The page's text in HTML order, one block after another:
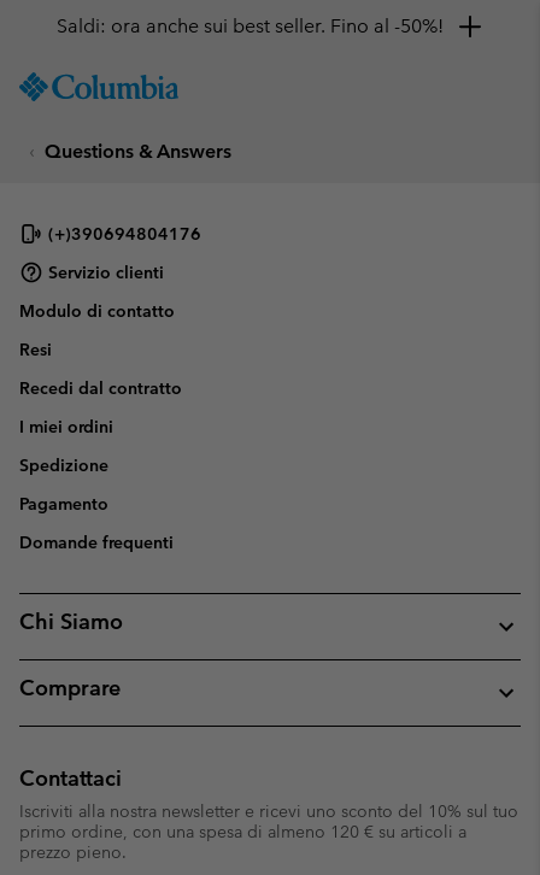
TO
SKIP
NAV
SKIP
SEARCH
Saldi: ora anche sui best seller. Fino al -50%!
Questions & Answers
(+)390694804176
Servizio clienti
Modulo di contatto
Resi
Recedi dal contratto
I miei ordini
Spedizione
Pagamento
Domande frequenti
Chi Siamo
Comprare
Contattaci
Iscriviti alla nostra newsletter e ricevi uno sconto del 10% sul tuo
primo ordine, con una spesa di almeno 120 € su articoli a
prezzo pieno.